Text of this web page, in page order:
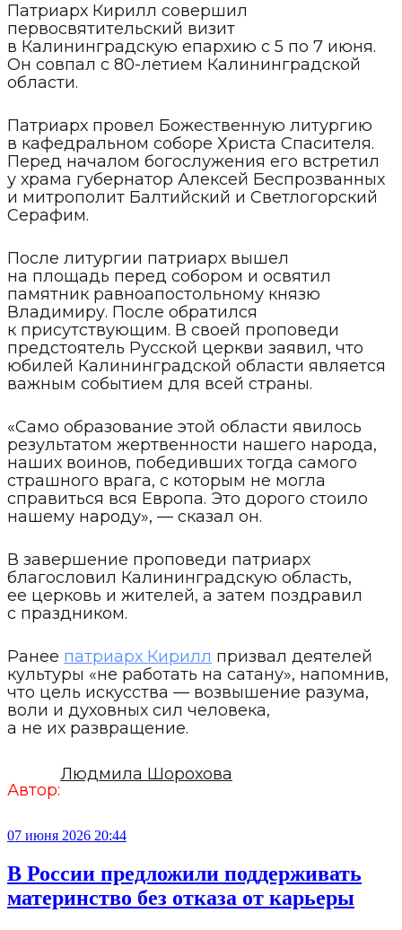
Патриарх Кирилл совершил
первосвятительский визит
в Калининградскую епархию с 5 по 7 июня.
Он совпал с 80-летием Калининградской
области.
Патриарх провел Божественную литургию
в кафедральном соборе Христа Спасителя.
Перед началом богослужения его встретил
у храма губернатор Алексей Беспрозванных
и митрополит Балтийский и Светлогорский
Серафим.
После литургии патриарх вышел
на площадь перед собором и освятил
памятник равноапостольному князю
Владимиру. После обратился
к присутствующим. В своей проповеди
предстоятель Русской церкви заявил, что
юбилей Калининградской области является
важным событием для всей страны.
«Само образование этой области явилось
результатом жертвенности нашего народа,
наших воинов, победивших тогда самого
страшного врага, с которым не могла
справиться вся Европа. Это дорого стоило
нашему народу», — сказал он.
В завершение проповеди патриарх
благословил Калининградскую область,
ее церковь и жителей, а затем поздравил
с праздником.
Ранее патриарх Кирилл призвал деятелей
культуры «не работать на сатану», напомнив,
что цель искусства — возвышение разума,
воли и духовных сил человека,
а не их развращение.
Автор:
Людмила Шорохова
07 июня 2026 20:44
В России предложили поддерживать
материнство без отказа от карьеры